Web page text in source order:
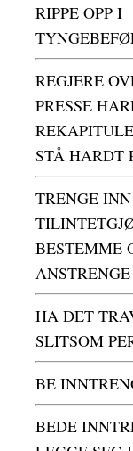
RIPPE OPP I
REGJERE
PRESSE
STÅ HARDT
TRENGE
BESTEMME
HA DET
SLITSOM
BE
BEDE